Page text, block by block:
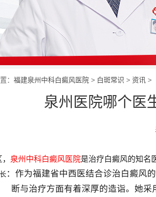
： 福建泉州中科白癜风医院 > 白斑常识 > 资讯 >
泉州医院哪个医
泉州中科白癜风医院是治疗白癜风的知名
：作为福建省中西医结合诊治白癜风
断与治疗方面有着深厚的造诣。她